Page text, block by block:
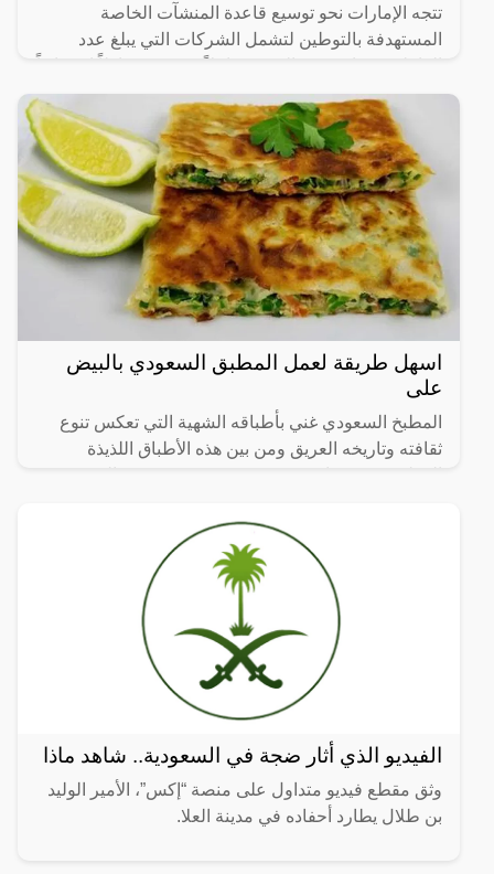
تتجه الإمارات نحو توسيع قاعدة المنشآت الخاصة
المستهدفة بالتوطين لتشمل الشركات التي يبلغ عدد
رئيساً تم
اسهل طريقة لعمل المطبق السعودي بالبيض
على
المطبخ السعودي غني بأطباقه الشهية التي تعكس تنوع
ثقافته وتاريخه العريق ومن بين هذه الأطباق اللذيذة
الفيديو الذي أثار ضجة في السعودية.. شاهد ماذا
وثق مقطع فيديو متداول على منصة “إكس”، الأمير الوليد
بن طلال يطارد أحفاده في مدينة العلا.